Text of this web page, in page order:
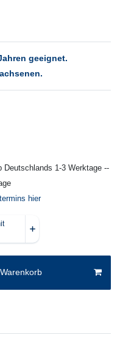
geeignet.
Deutschlands 1-3 Werktage --
hier